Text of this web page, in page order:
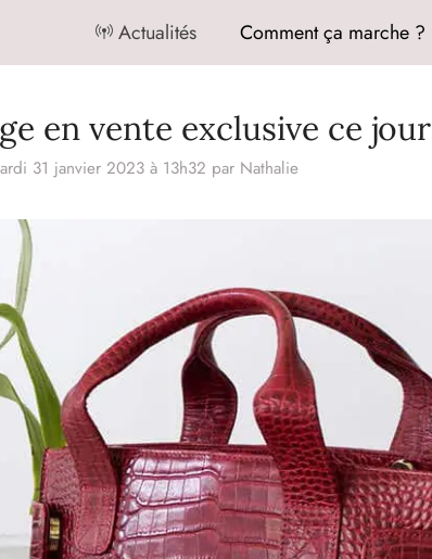
Actualités Comment ça marche ?
en vente exclusive ce jour
31 janvier 2023 à 13h32 par Nathalie